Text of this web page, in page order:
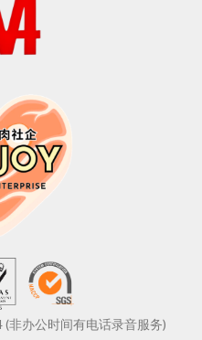
非办公时间有电话录音服务)